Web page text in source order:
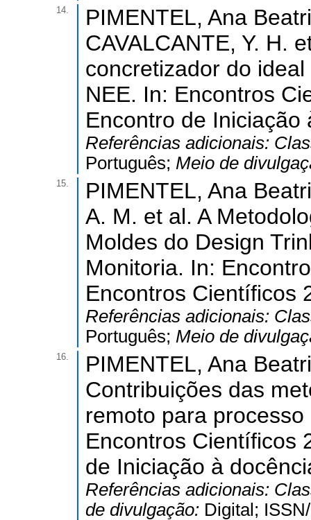
14.
PIMENTEL, Ana
CAVALCANTE, Y. H.
concretizador do
NEE. In: Encontros
Encontro de
Referências adicionais:
Português; Meio de
15.
PIMENTEL, Ana
A. M. et al. A
Moldes do Design
Monitoria. In:
Encontros Científicos
Referências adicionais:
Português; Meio de
16.
PIMENTEL, Ana
Contribuições das
remoto para
Encontros Científicos
de Iniciação à
Referências adicionais:
de divulgação: Digital;